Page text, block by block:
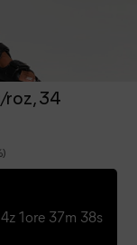
roz, 34
4z 1ore 37m 38s